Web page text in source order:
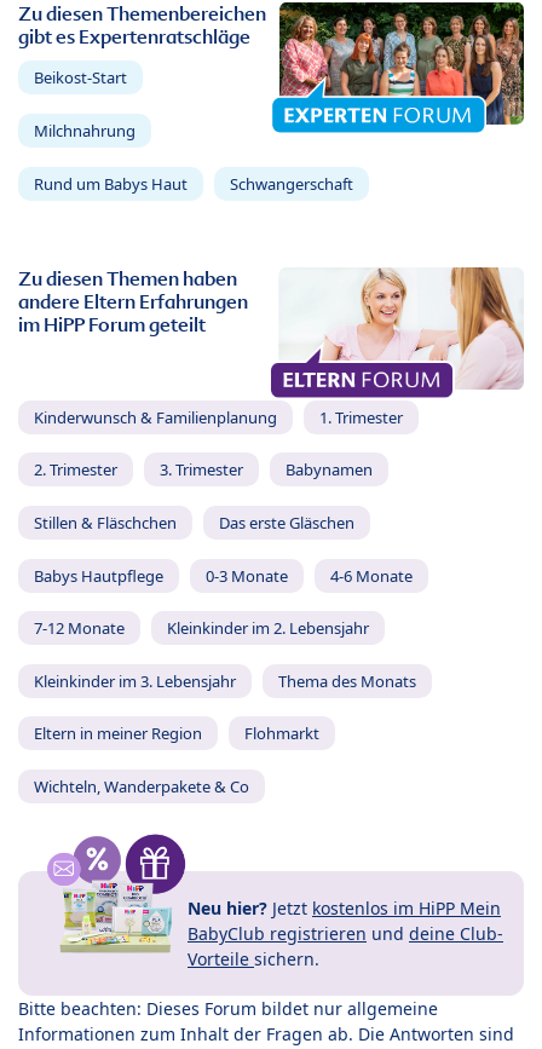
Zu diesen Themenbereichen
gibt es Expertenratschläge
Beikost-Start
Milchnahrung
Rund um Babys Haut Schwangerschaft
Zu diesen Themen haben
andere Eltern Erfahrungen
im HiPP Forum geteilt
Kinderwunsch & Familienplanung 1. Trimester
2. Trimester 3. Trimester Babynamen
Stillen & Fläschchen Das erste Gläschen
Babys Hautpflege 0-3 Monate 4-6 Monate
7-12 Monate Kleinkinder im 2. Lebensjahr
Kleinkinder im 3. Lebensjahr Thema des Monats
Eltern in meiner Region Flohmarkt
Wichteln, Wanderpakete & Co
Neu hier? Jetzt kostenlos im HiPP Mein
BabyClub registrieren und deine Club-
Vorteile sichern.
Bitte beachten: Dieses Forum bildet nur allgemeine
Informationen zum Inhalt der Fragen ab. Die Antworten sind